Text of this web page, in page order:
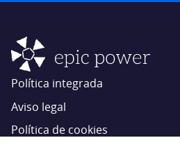
Política integrada
Aviso legal
Política de cookies